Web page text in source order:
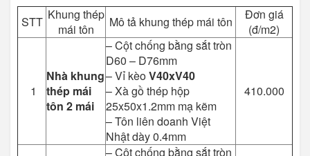
STT Khung thép
mái tôn
Mô tả khung thép mái tôn
Đơn giá
(đ/m2)
1
Nhà khung
thép mái
tôn 2 mái
– Cột chống bằng sắt tròn
D60 – D76mm
– Vỉ kèoV40xV40
– Xà gồ thép hộp
25x50x1.2mm mạ kẽm
– Tôn liên doanh Việt
Nhật dày 0.4mm
410.000
– Cột chống bằng sắt tròn